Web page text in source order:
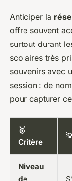
Anticiper la
offre souvent
surtout durant
scolaires très
souvenirs avec
session : de
pour capturer
🥇
Critère
Niveau
de